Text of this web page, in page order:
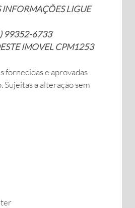
INFORMAÇÕES LIGUE
99352-6733
IMOVEL CPM1253
fornecidas e aprovadas
a alteração sem